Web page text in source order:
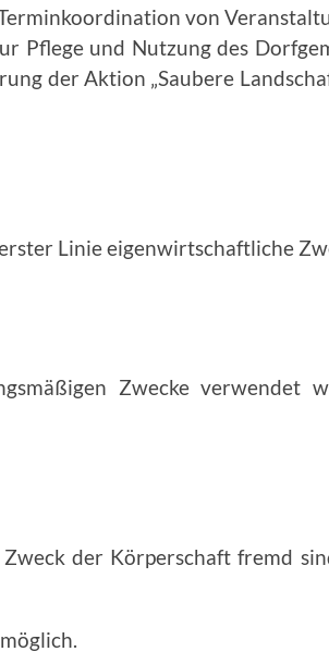
von
Pflege und Nut­zung des
der Aktion „Saubere
Linie eigenwirtschaftli­che
Zwecke verwendet
der Körperschaft fremd